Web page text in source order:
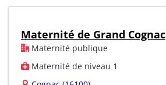
Maternité de Grand Cognac
Maternité publique
Maternité de niveau 1